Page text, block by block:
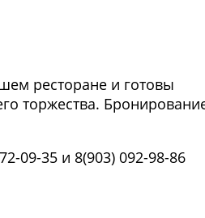
ресторане и готовы
торжества.
09-35 и 8(903) 092-98-86